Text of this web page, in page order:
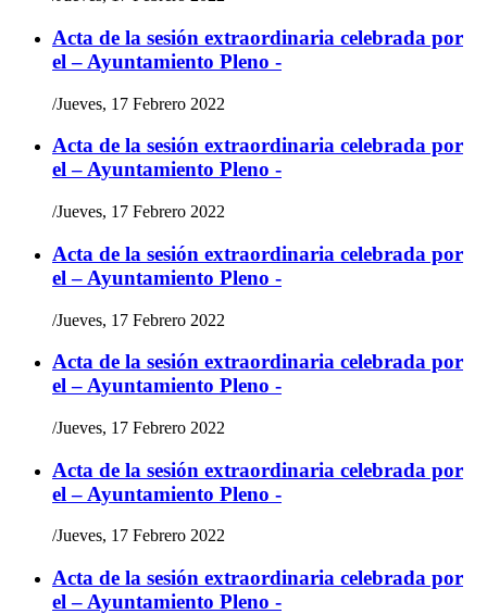
Acta de la sesión extraordinaria celebrada por
el – Ayuntamiento Pleno -
/Jueves, 17 Febrero 2022
Acta de la sesión extraordinaria celebrada por
el – Ayuntamiento Pleno -
/Jueves, 17 Febrero 2022
Acta de la sesión extraordinaria celebrada por
el – Ayuntamiento Pleno -
/Jueves, 17 Febrero 2022
Acta de la sesión extraordinaria celebrada por
el – Ayuntamiento Pleno -
/Jueves, 17 Febrero 2022
Acta de la sesión extraordinaria celebrada por
el – Ayuntamiento Pleno -
/Jueves, 17 Febrero 2022
Acta de la sesión extraordinaria celebrada por
el – Ayuntamiento Pleno -